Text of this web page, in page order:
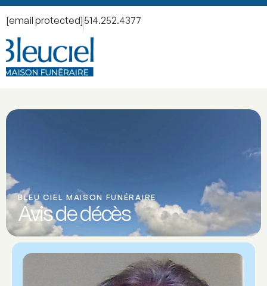
[email protected] 514.252.4377
BLEU CIEL MAISON FUNÉRAIRE
Avis de décès